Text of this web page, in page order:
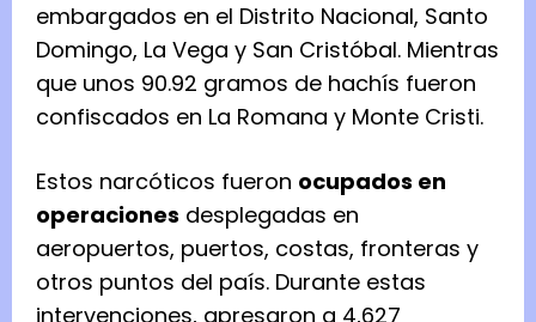
embargados en el Distrito Nacional, Santo
Domingo, La Vega y San Cristóbal. Mientras
que unos 90.92 gramos de hachís fueron
confiscados en La Romana y Monte Cristi.
Estos narcóticos fueron ocupados en
operaciones desplegadas en
aeropuertos, puertos, costas, fronteras y
otros puntos del país. Durante estas
intervenciones, apresaron a 4,627